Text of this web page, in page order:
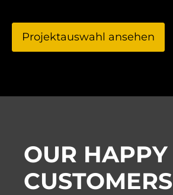
Projektauswahl ansehen
OUR HAPPY
CUSTOMERS